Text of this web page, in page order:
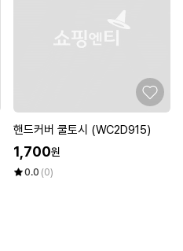
핸드커버 쿨토시 (WC2D915)
1,700원
0.0 (0)